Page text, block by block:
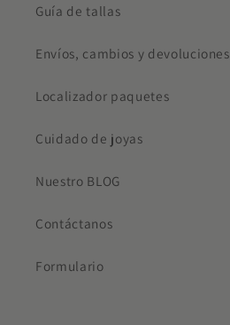
Guía de tallas
Envíos, cambios y devoluciones
Localizador paquetes
Cuidado de joyas
Nuestro BLOG
Contáctanos
Formulario